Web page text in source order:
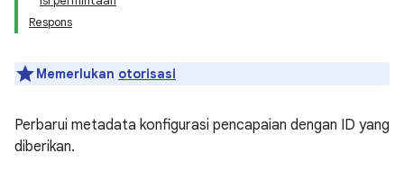
Respons
Memerlukan otorisasi
Perbarui metadata konfigurasi pencapaian dengan ID yang
diberikan.